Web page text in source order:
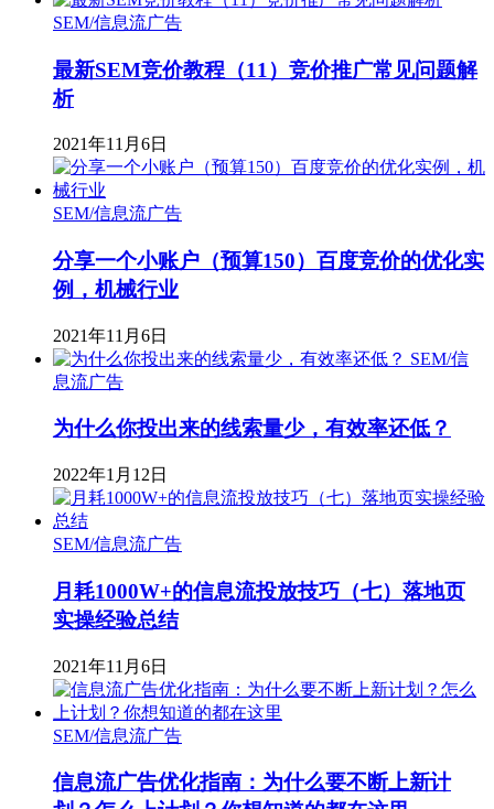
SEM/信息流广告
最新SEM竞价教程（11）竞价推广常见问题解
析
2021年11月6日
SEM/信息流广告
分享一个小账户（预算150）百度竞价的优化实
例，机械行业
2021年11月6日
SEM/信
息流广告
为什么你投出来的线索量少，有效率还低？
2022年1月12日
SEM/信息流广告
月耗1000W+的信息流投放技巧（七）落地页
实操经验总结
2021年11月6日
SEM/信息流广告
信息流广告优化指南：为什么要不断上新计